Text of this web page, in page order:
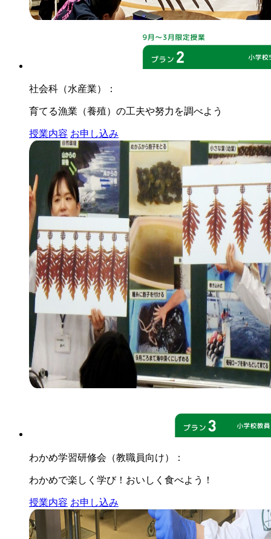
社会科（水産業）：
育てる漁業（養殖）の工夫や努力を調べよう
授業内容 お申し込み
わかめ学習研修会（教職員向け）：
わかめで楽しく学び！おいしく食べよう！
授業内容 お申し込み